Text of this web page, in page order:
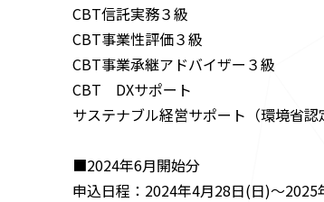
CBT信託実務３級
CBT事業性評価３級
CBT事業承継アドバイザー３級
CBT DXサポート
サステナブル経営サポート（環境省
■2024年6月開始分
申込日程：2024年4月28日(日)～2025